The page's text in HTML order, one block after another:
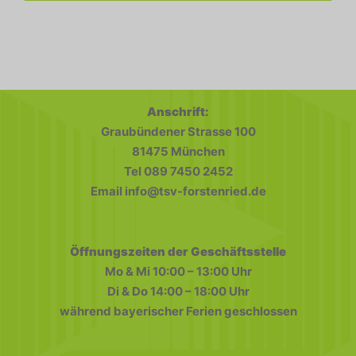
Anschrift:
Graubündener Strasse 100
81475 München
Tel 089 7450 2452
Email info@tsv-forstenried.de
Öffnungszeiten der Geschäftsstelle
Mo & Mi 10:00 – 13:00 Uhr
Di & Do 14:00 – 18:00 Uhr
während bayerischer Ferien geschlossen